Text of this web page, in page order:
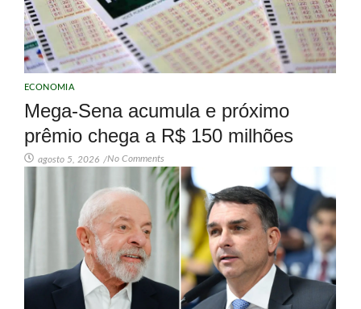
ECONOMIA
Mega-Sena acumula e próximo
prêmio chega a R$ 150 milhões
agosto 5, 2026 /No Comments